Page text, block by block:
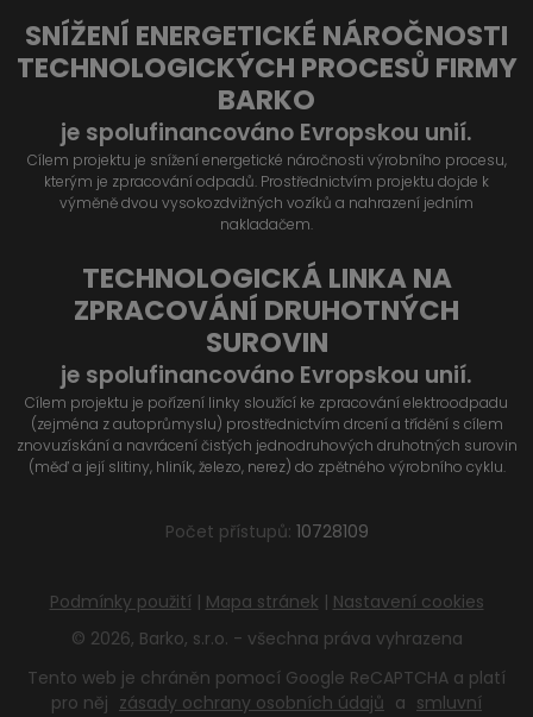
SNÍŽENÍ ENERGETICKÉ NÁROČNOSTI
TECHNOLOGICKÝCH PROCESŮ FIRMY
BARKO
je spolufinancováno Evropskou unií.
Cílem projektu je snížení energetické náročnosti výrobního procesu,
kterým je zpracování odpadů. Prostřednictvím projektu dojde k
výměně dvou vysokozdvižných vozíků a nahrazení jedním
nakladačem.
TECHNOLOGICKÁ LINKA NA
ZPRACOVÁNÍ DRUHOTNÝCH
SUROVIN
je spolufinancováno Evropskou unií.
Cílem projektu je pořízení linky sloužící ke zpracování elektroodpadu
(zejména z autoprůmyslu) prostřednictvím drcení a třídění s cílem
znovuzískání a navrácení čistých jednodruhových druhotných surovin
(měď a její slitiny, hliník, železo, nerez) do zpětného výrobního cyklu.
Počet přístupů: 10728109
© 2026, Barko, s.r.o. - všechna práva vyhrazena
Podmínky použití | Mapa stránek | Nastavení cookies
Tento web je chráněn pomocí Google ReCAPTCHA a platí
pro něj zásady ochrany osobních údajů a smluvní